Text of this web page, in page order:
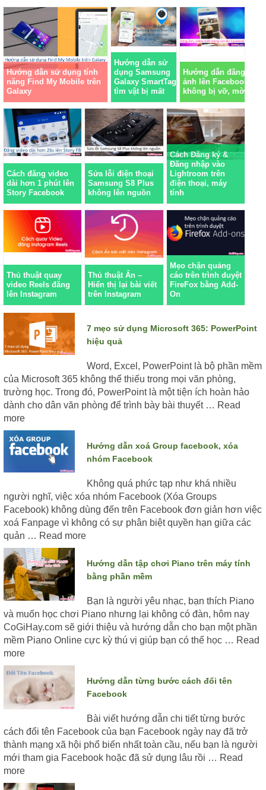
Hướng dẫn sử dụng tính
năng Find My Mobile trên
Galaxy
Hướng dẫn sử
dụng Samsung
Galaxy SmartTag
tìm vật bị mất
Hướng dẫn đăng
ảnh lên Facebook
không bị vỡ, mờ
Cách đăng video
dài hơn 1 phút lên
Story Facebook
Sửa lỗi điện thoại
Samsung S8 Plus
không lên nguồn
Cách Đăng ký &
Đăng nhập vào
Lightroom trên
điện thoại, máy
tính
Thủ thuật quay
video Reels đăng
lên Instagram
Thủ thuật Ẩn –
Hiển thị lại bài viết
trên Instagram
Mẹo chặn quảng
cáo trên trình duyệt
FireFox bằng Add-
On
7 mẹo sử dụng Microsoft 365: PowerPoint
hiệu quả
Word, Excel, PowerPoint là bộ phần mềm
của Microsoft 365 không thể thiếu trong mọi văn phòng,
trường học. Trong đó, PowerPoint là một tiện ích hoàn hảo
dành cho dân văn phòng để trình bày bài thuyết … Read
more
Hướng dẫn xoá Group facebook, xóa
nhóm Facebook
Không quá phức tạp như khá nhiều
người nghĩ, việc xóa nhóm Facebook (Xóa Groups
Facebook) không dùng đến trên Facebook đơn giản hơn việc
xoá Fanpage vì không có sự phân biệt quyền hạn giữa các
quản … Read more
Hướng dẫn tập chơi Piano trên máy tính
bằng phần mềm
Bạn là người yêu nhạc, bạn thích Piano
và muốn học chơi Piano nhưng lại không có đàn, hôm nay
CoGiHay.com sẽ giới thiệu và hướng dẫn cho bạn một phần
mềm Piano Online cực kỳ thú vị giúp bạn có thể học … Read
more
Hướng dẫn từng bước cách đổi tên
Facebook
Bài viết hướng dẫn chi tiết từng bước
cách đổi tên Facebook của bạn Facebook ngày nay đã trở
thành mạng xã hội phổ biến nhất toàn cầu, nếu bạn là người
mới tham gia Facebook hoặc đã sử dụng lâu rồi … Read
more